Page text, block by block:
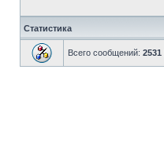
Статистика
Всего сообщений: 2531